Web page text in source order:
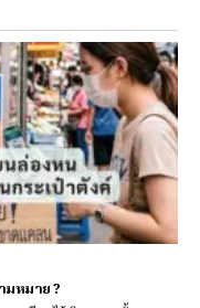
มหมาย ?